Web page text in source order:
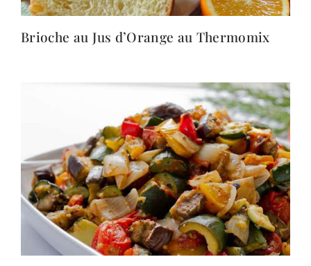
Brioche au Jus d’Orange au Thermomix